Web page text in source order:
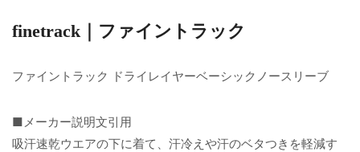
finetrack｜ファイントラック
ファイントラック ドライレイヤーベーシックノースリーブ
■メーカー説明文引用
吸汗速乾ウエアの下に着て、汗冷えや汗のベタつきを軽減す